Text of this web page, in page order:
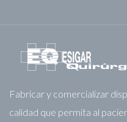
Fabricar y comercializar
calidad que permita al